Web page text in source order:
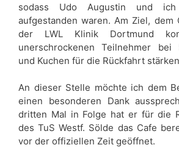
sodass Udo Augustin und
aufgestanden waren. Am Ziel, dem
der LWL Klinik Dortmund
unerschrockenen Teilnehmer bei
und Kuchen für die Rückfahrt
An dieser Stelle möchte ich dem
einen besonderen Dank
dritten Mal in Folge hat er für die
des TuS Westf. Sölde das Cafe
vor der offiziellen Zeit geöffnet.